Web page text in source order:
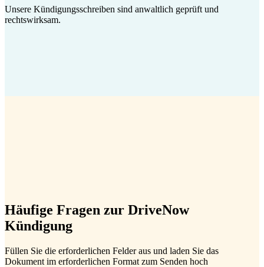
Unsere Kündigungsschreiben sind anwaltlich geprüft und
rechtswirksam.
Häufige Fragen zur DriveNow
Kündigung
Füllen Sie die erforderlichen Felder aus und laden Sie das
Dokument im erforderlichen Format zum Senden hoch